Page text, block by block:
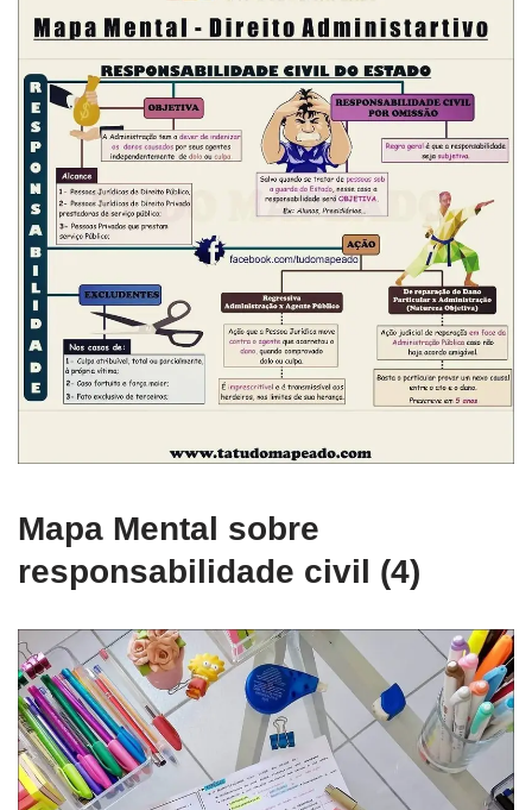
Mapa Mental sobre
responsabilidade civil (4)